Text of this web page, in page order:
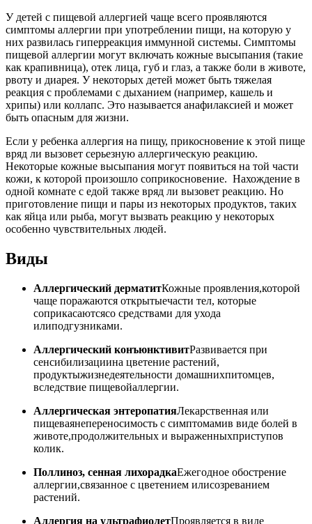
У детей с пищевой аллергией чаще всего проявляются
симптомы аллергии при употреблении пищи, на которую у
них развилась гиперреакция иммунной системы. Симптомы
пищевой аллергии могут включать кожные высыпания (такие
как крапивница), отек лица, губ и глаз, а также боли в животе,
рвоту и диарея. У некоторых детей может быть тяжелая
реакция с проблемами с дыханием (например, кашель и
хрипы) или коллапс. Это называется анафилаксией и может
быть опасным для жизни.
Если у ребенка аллергия на пищу, прикосновение к этой пище
вряд ли вызовет серьезную аллергическую реакцию.
Некоторые кожные высыпания могут появиться на той части
кожи, к которой произошло соприкосновение. Нахождение в
одной комнате с едой также вряд ли вызовет реакцию. Но
приготовление пищи и пары из некоторых продуктов, таких
как яйца или рыба, могут вызвать реакцию у некоторых
особенно чувствительных людей.
Виды
Аллергический дерматитКожные проявления,которой
чаще поражаются открытыечасти тел, которые
соприкасаютсясо средствами для ухода
илиподгузниками.
Аллергический конъюнктивитРазвивается при
сенсибилизациина цветение растений,
продуктыжизнедеятельности домашнихпитомцев,
вследствие пищевойаллергии.
Аллергическая энтеропатияЛекарственная или
пищеваянепереносимость с симптомамив виде болей в
животе,продолжительных и выраженныхприступов
колик.
Поллиноз, сенная лихорадкаЕжегодное обострение
аллергии,связанное с цветением илисозреванием
растений.
Аллергия на ультрафиолетПроявляется в виде